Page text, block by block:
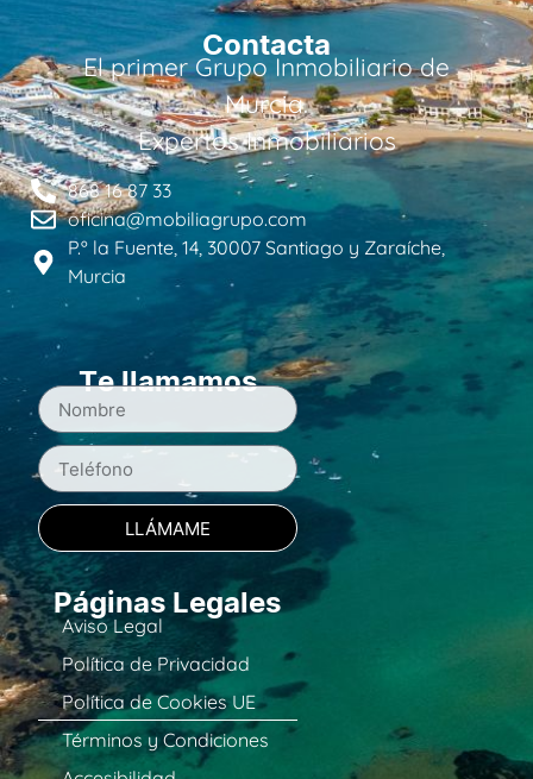
Contacta
El primer Grupo Inmobiliario de
Murcia.
Expertos Inmobiliarios
868 16 87 33
oficina@mobiliagrupo.com
P.º la Fuente, 14, 30007 Santiago y Zaraíche,
Murcia
Te llamamos
LLÁMAME
Páginas Legales
Aviso Legal
Política de Privacidad
Política de Cookies UE
Términos y Condiciones